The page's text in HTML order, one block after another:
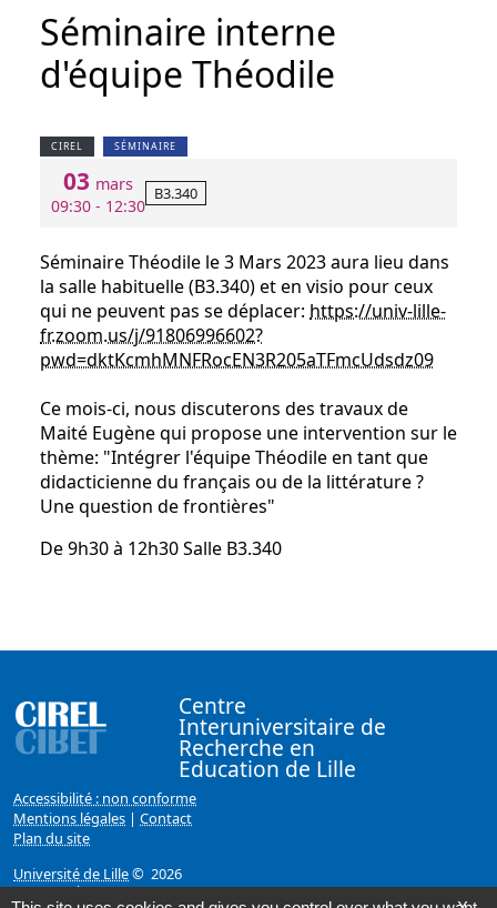
Séminaire interne
d'équipe Théodile
CIREL SÉMINAIRE
03 mars
09:30 - 12:30
B3.340
Séminaire Théodile le 3 Mars 2023 aura lieu dans
la salle habituelle (B3.340) et en visio pour ceux
qui ne peuvent pas se déplacer: https://univ-lille-
fr.zoom.us/j/91806996602?
pwd=dktKcmhMNFRocEN3R205aTFmcUdsdz09
Ce mois-ci, nous discuterons des travaux de
Maité Eugène qui propose une intervention sur le
thème: "Intégrer l'équipe Théodile en tant que
didacticienne du français ou de la littérature ?
Une question de frontières"
De 9h30 à 12h30 Salle B3.340
Centre
Interuniversitaire de
Recherche en
Education de Lille
Accessibilité : non conforme
Mentions légales | Contact
Plan du site
Université de Lille© 2026
Page mise à jour le 07/02/2018 (13:06)